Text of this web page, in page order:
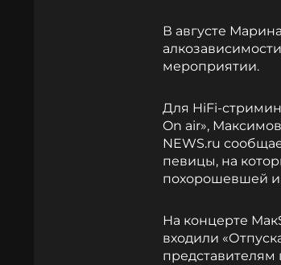
В августе
мероприятии.
Для HiFi-
On air»,
NEWS.ru
певицы, на
похорошевшей
На концерте
входили
представителям